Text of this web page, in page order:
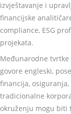
izvještavanje i
financijske
compliance, ESG
projekata.
Međunarodne
govore engleski,
financija,
tradicionalne
okruženju mogu biti